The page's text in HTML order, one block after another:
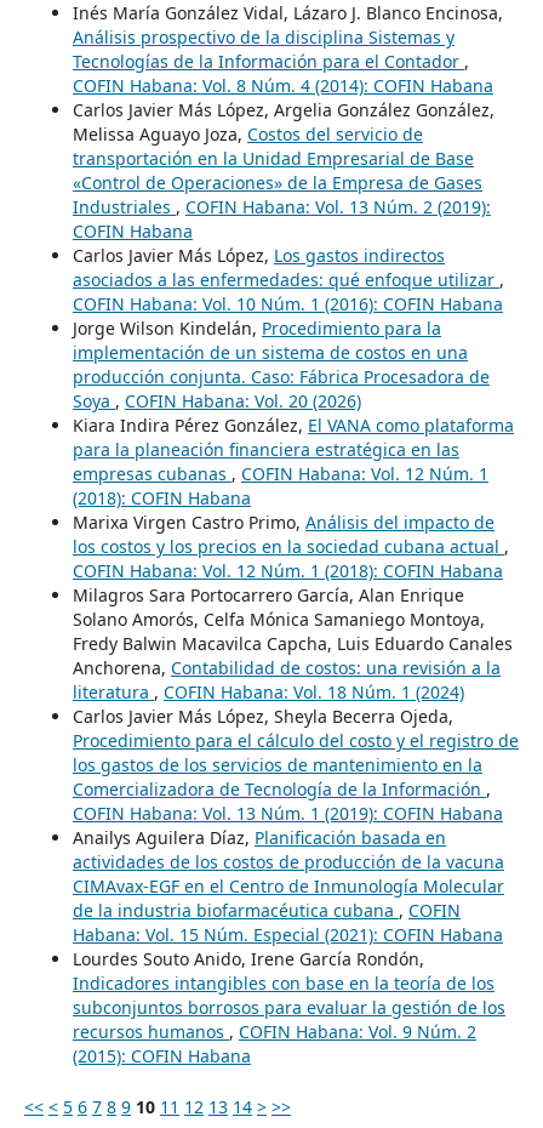
Inés María González Vidal, Lázaro J. Blanco Encinosa,
Análisis prospectivo de la disciplina Sistemas y
Tecnologías de la Información para el Contador ,
COFIN Habana: Vol. 8 Núm. 4 (2014): COFIN Habana
Carlos Javier Más López, Argelia González González,
Melissa Aguayo Joza, Costos del servicio de
transportación en la Unidad Empresarial de Base
«Control de Operaciones» de la Empresa de Gases
Industriales , COFIN Habana: Vol. 13 Núm. 2 (2019):
COFIN Habana
Carlos Javier Más López, Los gastos indirectos
asociados a las enfermedades: qué enfoque utilizar ,
COFIN Habana: Vol. 10 Núm. 1 (2016): COFIN Habana
Jorge Wilson Kindelán, Procedimiento para la
implementación de un sistema de costos en una
producción conjunta. Caso: Fábrica Procesadora de
Soya , COFIN Habana: Vol. 20 (2026)
Kiara Indira Pérez González, El VANA como plataforma
para la planeación financiera estratégica en las
empresas cubanas , COFIN Habana: Vol. 12 Núm. 1
(2018): COFIN Habana
Marixa Virgen Castro Primo, Análisis del impacto de
los costos y los precios en la sociedad cubana actual ,
COFIN Habana: Vol. 12 Núm. 1 (2018): COFIN Habana
Milagros Sara Portocarrero García, Alan Enrique
Solano Amorós, Celfa Mónica Samaniego Montoya,
Fredy Balwin Macavilca Capcha, Luis Eduardo Canales
Anchorena, Contabilidad de costos: una revisión a la
literatura , COFIN Habana: Vol. 18 Núm. 1 (2024)
Carlos Javier Más López, Sheyla Becerra Ojeda,
Procedimiento para el cálculo del costo y el registro de
los gastos de los servicios de mantenimiento en la
Comercializadora de Tecnología de la Información ,
COFIN Habana: Vol. 13 Núm. 1 (2019): COFIN Habana
Anailys Aguilera Díaz, Planificación basada en
actividades de los costos de producción de la vacuna
CIMAvax-EGF en el Centro de Inmunología Molecular
de la industria biofarmacéutica cubana , COFIN
Habana: Vol. 15 Núm. Especial (2021): COFIN Habana
Lourdes Souto Anido, Irene García Rondón,
Indicadores intangibles con base en la teoría de los
subconjuntos borrosos para evaluar la gestión de los
recursos humanos , COFIN Habana: Vol. 9 Núm. 2
(2015): COFIN Habana
<< < 5 6 7 8 9 10 11 12 13 14 > >>